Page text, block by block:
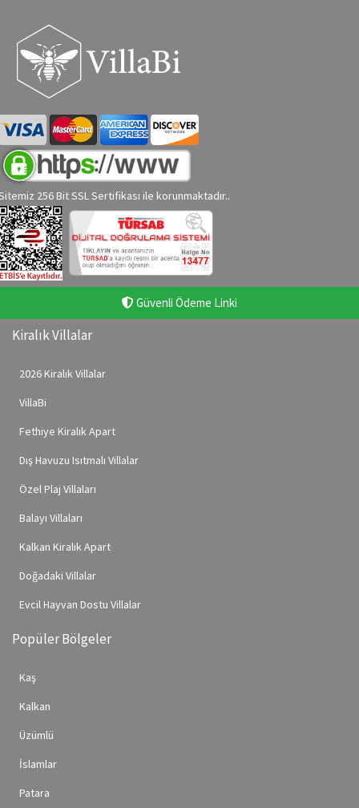
256 Bit SSL Sertifikası ile korunmaktadır..
Güvenli Ödeme Linki
Kiralık Villalar
2026 Kiralık Villalar
VillaBi
Fethiye Kiralık Apart
Dış Havuzu Isıtmalı Villalar
Özel Plaj Villaları
Balayı Villaları
Kalkan Kiralık Apart
Doğadaki Villalar
Evcil Hayvan Dostu Villalar
Popüler Bölgeler
Kaş
Kalkan
Üzümlü
İslamlar
Patara